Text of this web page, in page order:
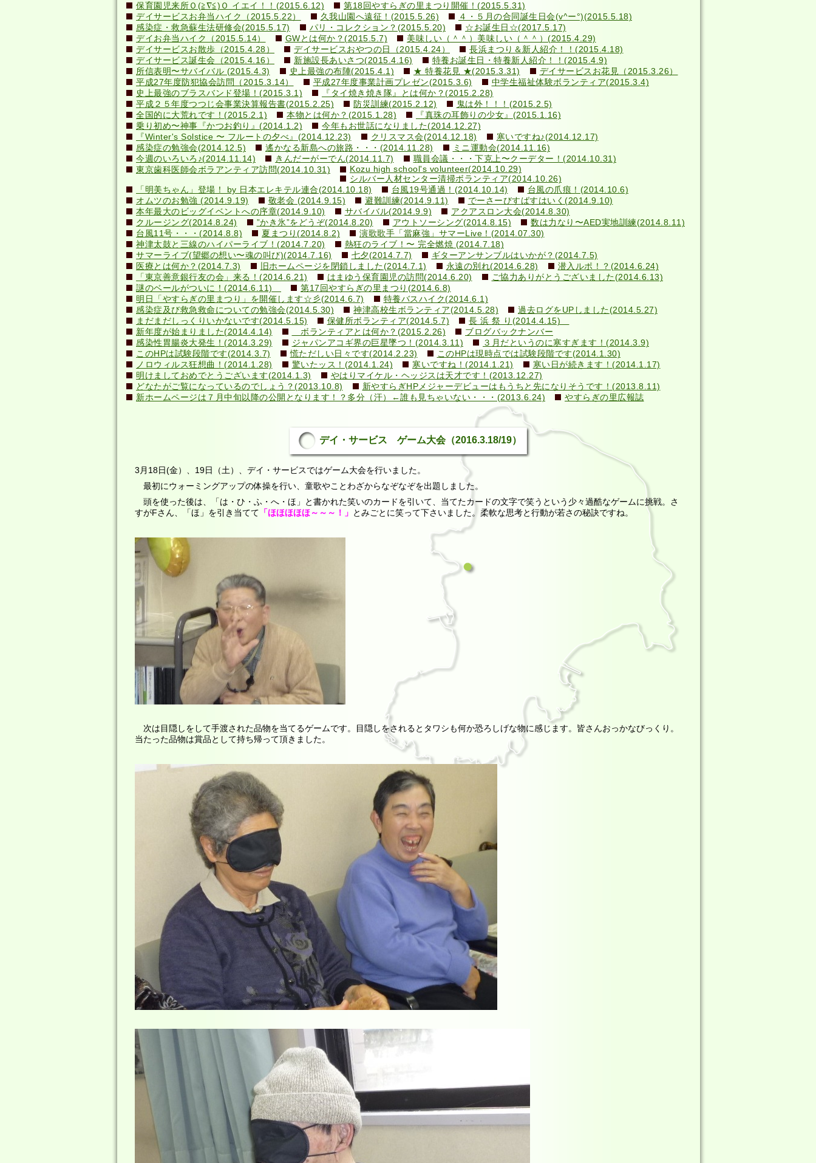
保育園児来所Ｏ(≧∇≦)Ｏ イエイ！！(2015.6.12)
第18回やすらぎの里まつり開催！(2015.5.31)
デイサービスお弁当ハイク（2015.5.22）
久我山園へ遠征！(2015.5.26)
４・５月の合同誕生日会(v^ー°)(2015.5.18)
感染症・救急蘇生法研修会(2015.5.17)
パリ・コレクション？(2015.5.20)
☆お誕生日☆(2017.5.17)
デイお弁当ハイク（2015.5.14）
GWとは何か？(2015.5.7)
美味しい（＾＾）美味しい（＾＾）(2015.4.29)
デイサービスお散歩（2015.4.28）
デイサービスおやつの日（2015.4.24）
長浜まつり＆新人紹介！！(2015.4.18)
デイサービス誕生会（2015.4.16）
新施設長あいさつ(2015.4.16)
特養お誕生日・特養新人紹介！！(2015.4.9)
所信表明〜サバイバル (2015.4.3)
史上最強の布陣(2015.4.1) ★ 特養花見 ★(2015.3.31)
デイサービスお花見（2015.3.26）
平成27年度防犯協会訪問（2015.3.14）
平成27年度事業計画プレゼン(2015.3.6)
中学生福祉体験ボランティア(2015.3.4)
史上最強のブラスバンド登場！(2015.3.1)
『タイ焼き焼き隊』とは何か？(2015.2.28)
平成２５年度つつじ会事業決算報告書(2015.2.25)
防災訓練(2015.2.12)
鬼は外！！！(2015.2.5)
全国的に大荒れです！(2015.2.1)
本物とは何か？(2015.1.28)
『真珠の耳飾りの少女』(2015.1.16)
乗り初め〜神事『かつお釣り』(2014.1.2)
今年もお世話になりました(2014.12.27)
『Winter's Solstice 〜 フルートの夕べ』(2014.12.23)
クリスマス会(2014.12.18)
寒いですね♪(2014.12.17)
感染症の勉強会(2014.12.5)
遙かなる新島への旅路・・・(2014.11.28)
ミニ運動会(2014.11.16)
今週のいろいろ♪(2014.11.14)
きんだーがーでん(2014.11.7)
職員会議・・・下克上〜クーデター！(2014.10.31)
東京歯科医師会ボラアンティア訪問(2014.10.31)
Kozu high school's volunteer(2014.10.29)
シルバー人材センター清掃ボランティア(2014.10.26)
「明美ちゃん」登場！ by 日本エレキテル連合(2014.10.18)
台風19号通過！(2014.10.14)
台風の爪痕！(2014.10.6)
オムツのお勉強 (2014.9.19)
敬老会 (2014.9.15) 避難訓練(2014.9.11)
でーさーびすばすはいく(2014.9.10)
本年最大のビッグイベントへの序章(2014.9.10)
サバイバル(2014.9.9)
アクアスロン大会(2014.8.30)
クルージング(2014.8.24)
”かき氷”をどうぞ(2014.8.20) アウトソーシング(2014.8.15)
数は力なり〜AED実地訓練(2014.8.11)
台風11号・・・(2014.8.8)
夏まつり(2014.8.2)
演歌歌手「當麻強」サマーLive！(2014.07.30)
神津太鼓と三線のハイパーライブ！(2014.7.20)
熱狂のライブ！〜 完全燃焼 (2014.7.18)
サマーライブ(望郷の想い〜魂の叫び)(2014.7.16)
七夕(2014.7.7)
ギターアンサンブルはいかが？(2014.7.5)
医療とは何か？(2014.7.3)
旧ホームページを閉鎖しました(2014.7.1) 永遠の別れ(2014.6.28)
潜入ルポ！？(2014.6.24)
「東京善意銀行友の会」来る！(2014.6.21)
はまゆう保育園児の訪問(2014.6.20)
ご協力ありがとうございました(2014.6.13)
謎のベールがついに！(2014.6.11)
第17回やすらぎの里まつり(2014.6.8)
明日「やすらぎの里まつり」を開催します☆彡(2014.6.7)
特養バスハイク(2014.6.1)
感染症及び救急救命についての勉強会(2014.5.30)
神津高校生ボランティア(2014.5.28)
過去ログをUPしました(2014.5.27)
まだまだしっくりいかないです(2014.5.15)
保健所ボランティア(2014.5.7)
長 浜 祭 り(2014.4.15)
新年度が始まりました(2014.4.14)
ボランティアとは何か？(2015.2.26)
ブログバックナンバー
感染性胃腸炎大発生！(2014.3.29)
ジャパンアコギ界の巨星墜つ！(2014.3.11)
３月だというのに寒すぎます！(2014.3.9)
このHPは試験段階です(2014.3.7)
慌ただしい日々です(2014.2.23)
このHPは現時点では試験段階です(2014.1.30)
ノロウィルス狂想曲！(2014.1.28)
驚いたッス！(2014.1.24) 寒いですね！(2014.1.21)
寒い日が続きます！(2014.1.17)
明けましておめでとうございます(2014.1.3)
やはりマイケル・ヘッジスは天才です！(2013.12.27)
どなたがご覧になっているのでしょう？(2013.10.8)
新やすらぎHPメジャーデビューはもうちと先になりそうです！(2013.8.11)
新ホームページは７月中旬以降の公開となります！？多分（汗）←誰も見ちゃいない・・・(2013.6.24)
やすらぎの里広報誌
デイ・サービス ゲーム大会（2016.3.18/19）
3月18日(金）、19日（土）、デイ・サービスではゲーム大会を行いました。
最初にウォーミングアップの体操を行い、童歌やことわざからなぞなぞを出題しました。
頭を使った後は、「は・ひ・ふ・へ・ほ」と書かれた笑いのカードを引いて、当てたカードの文字で笑うという少々過酷なゲームに挑戦。さ
すがFさん、「ほ」を引き当てて 「ほほほほほ～～～！」 とみごとに笑って下さいました。柔軟な思考と行動が若さの秘訣ですね。
次は目隠しをして手渡された品物を当てるゲームです。目隠しをされるとタワシも何か恐ろしげな物に感じます。皆さんおっかなびっくり。
当たった品物は賞品として持ち帰って頂きました。